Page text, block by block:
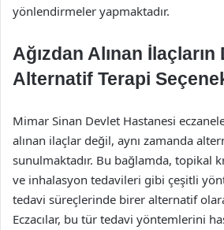
yönlendirmeler yapmaktadır.
Ağızdan Alınan İlaçların
Alternatif Terapi
Mimar Sinan Devlet Hastanesi
alınan ilaçlar değil, aynı zamanda
sunulmaktadır. Bu bağlamda, topikal
ve inhalasyon tedavileri gibi çeşitli
tedavi süreçlerinde birer alternatif
Eczacılar, bu tür tedavi yöntemlerini